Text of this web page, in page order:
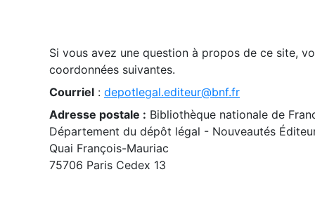
Si vous avez une question à propos de ce site,
coordonnées suivantes.
Courriel : depotlegal.editeur@bnf.fr
Adresse postale : Bibliothèque nationale de
Département du dépôt légal - Nouveautés
Quai François-Mauriac
75706 Paris Cedex 13